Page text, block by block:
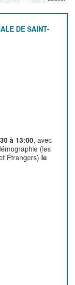
DE SAINT-
à 13:00, avec
(les
Étrangers) le